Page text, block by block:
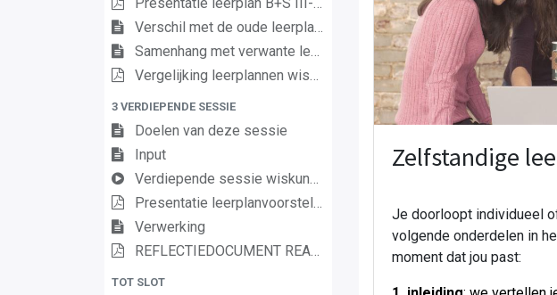
Verschil met de oude leerplannen
Samenhang met verwante leerplannen
Vergelijking leerplannen wiskunde 3de graad D/A
3 VERDIEPENDE SESSIE
Doelen van deze sessie
Input
Verdiepende sessie wiskunde III DA
Presentatie leerplanvoorstelling (verdiepende sessie)
Verwerking
REFLECTIEDOCUMENT REALISEREN VAN DE LEERPLANDOELEN WISKUNDE
TOT SLOT
Zelfstandige
Je doorloopt individueel
volgende onderdelen in
moment dat jou past: